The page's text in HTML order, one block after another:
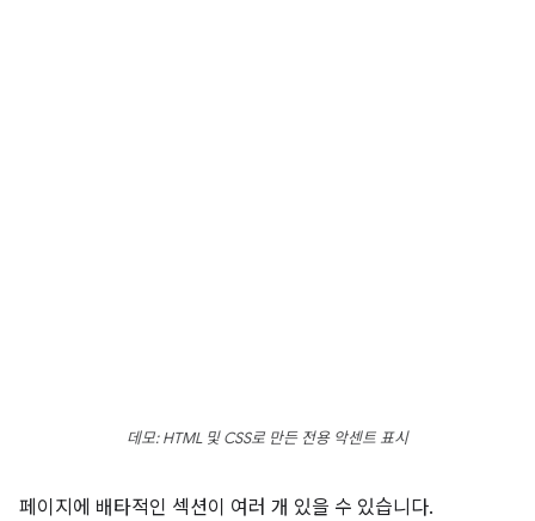
데모: HTML 및 CSS로 만든 전용 악센트 표시
페이지에 배타적인 섹션이 여러 개 있을 수 있습니다.